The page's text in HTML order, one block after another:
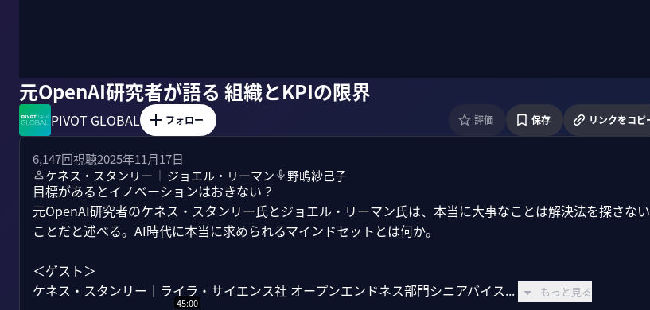
元OpenAI研究者が語る 組織とKPIの限界
PIVOT GLOBAL フォロー 評価 保存 リンクをコピ
6,147回視聴2025年11月17日
ケネス・スタンリー ｜ ジョエル・リーマン 野嶋紗己子
目標があるとイノベーションはおきない？
元OpenAI研究者のケネス・スタンリー氏とジョエル・リーマン氏は、本当に大事なことは解決法を探さない
ことだと述べる。AI時代に本当に求められるマインドセットとは何か。
＜ゲスト＞
ケネス・スタンリー｜ライラ・サイエンス社 オープンエンドネス部門シニアバイス...
もっと見る
45:00